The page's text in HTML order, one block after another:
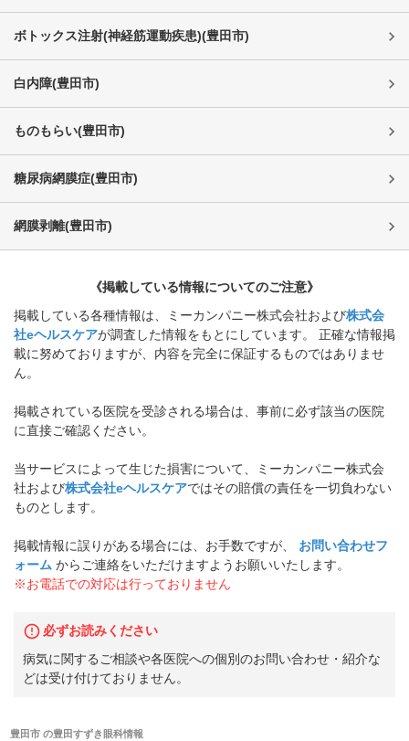
ボトックス注射(神経筋運動疾患)(豊田市)
白内障(豊田市)
ものもらい(豊田市)
糖尿病網膜症(豊田市)
網膜剥離(豊田市)
《掲載している情報についてのご注意》
掲載している各種情報は、ミーカンパニー株式会社および株式会
社eヘルスケアが調査した情報をもとにしています。 正確な情報掲
載に努めておりますが、内容を完全に保証するものではありませ
ん。
掲載されている医院を受診される場合は、事前に必ず該当の医院
に直接ご確認ください。
当サービスによって生じた損害について、ミーカンパニー株式会
社および株式会社eヘルスケアではその賠償の責任を一切負わない
ものとします。
掲載情報に誤りがある場合には、お手数ですが、
お問い合わせフ
ォーム からご連絡をいただけますようお願いいたします。
※お電話での対応は行っておりません
必ずお読みください
病気に関するご相談や各医院への個別のお問い合わせ・紹介な
どは受け付けておりません。
豊田市の豊田すずき眼科情報